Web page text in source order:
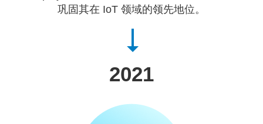
巩固其在 IoT 领域的领先地位。
2021